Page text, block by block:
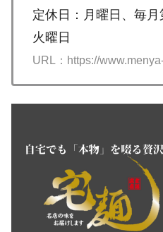
定休日：月曜日、毎
火曜日
URL：https://